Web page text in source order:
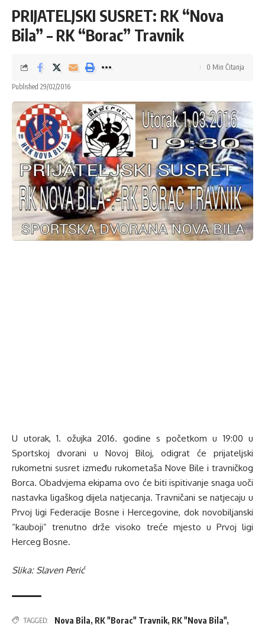
PRIJATELJSKI SUSRET: RK “Nova
Bila” – RK “Borac” Travnik
Published 29/02/2016
0 Min Čitanja
U utorak, 1. ožujka 2016. godine s početkom u 19:00 u
Sportskoj dvorani u Novoj Biloj, odigrat će prijateljski
rukometni susret između rukometaša Nove Bile i travničkog
Borca. Obadvjema ekipama ovo će biti ispitivanje snaga uoči
nastavka ligaškog dijela natjecanja. Travničani se natjecaju u
Prvoj ligi Federacije Bosne i Hercegovine, dok novobiljanski
“kauboji” trenutno drže visoko treće mjesto u Prvoj ligi
Herceg Bosne.
Slika: Slaven Perić
TAGGED: Nova Bila, RK "Borac" Travnik, RK "Nova Bila",